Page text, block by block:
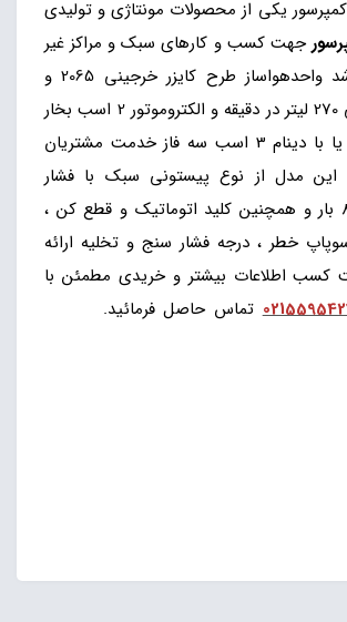
یکی از محصولات مونتاژی و تولیدی
جهت کسب و کارهای سبک و مراکز غیر
حساس می باشد واحدهواساز طرح کایزر خرجینی 2065 و
ظرفیت باد دهی 270 لیتر در دقیقه و الکتروموتور 2 اسب بخار
تکفاز کلاجدار و یا با دینام 3 اسب سه فاز خدمت مشتریان
این مدل از نوع پیستونی سبک با فشار
تولیدی 6 الی 8 بار و همچنین کلید اتوماتیک و قطع کن ،
خطر ، درجه فشار سنج و تخلیه ارائه
اطلاعات بیشتر و خریدی مطمئن با
تماس حاصل فرمائید.